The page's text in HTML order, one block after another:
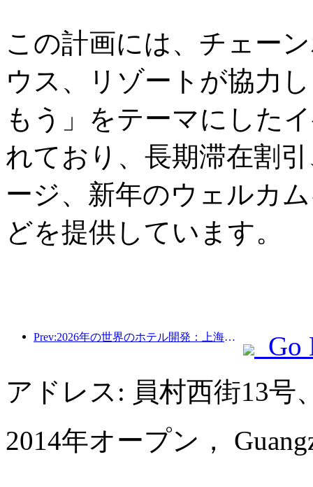
この計画には、チェー
ウス、リゾートが協力
もう」をテーマにした
れており、長期滞在割
ージ、新年のウェルカ
どを提供しています。
Prev:2026年の世界のホテル開発：上海が新規客室増設で首位
Go
アドレス: 員村西街13号
2014年オープン，